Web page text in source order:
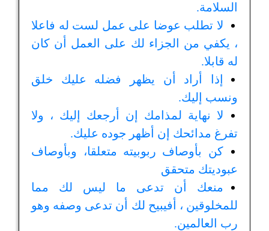
السلامة.
لا تطلب عوضا على عمل لست له فاعلا
، يكفي من الجزاء لك على العمل أن كان
له قابلا.
إذا أراد أن يظهر فضله عليك خلق
ونسب إليك.
لا نهاية لمذامك إن أرجعك إليك ، ولا
تفرغ مدائحك إن أظهر جوده عليك.
كن بأوصاف ربوبيته متعلقا، وبأوصاف
عبوديتك متحقق
منعك أن تدعى ما ليس لك مما
للمخلوقين ، أفيبيح لك أن تدعى وصفه وهو
رب العالمين.